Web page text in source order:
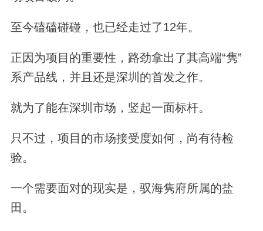
至今磕磕碰碰，也已经走过了12年。
正因为项目的重要性，路劲拿出了其高端“隽”
系产品线，并且还是深圳的首发之作。
就为了能在深圳市场，竖起一面标杆。
只不过，项目的市场接受度如何，尚有待检
验。
一个需要面对的现实是，驭海隽府所属的盐
田。